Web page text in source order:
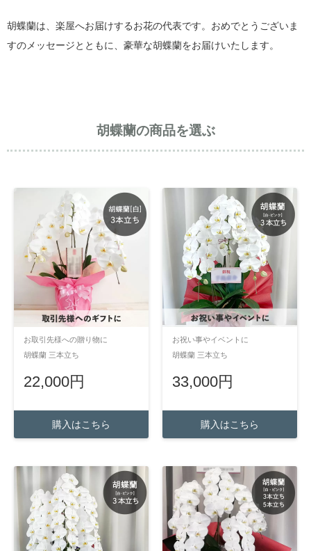
胡蝶蘭は、楽屋へお届けするお花の代表です。おめでとうございま
すのメッセージとともに、豪華な胡蝶蘭をお届けいたします。
胡蝶蘭の商品を選ぶ
お取引先様への贈り物に
胡蝶蘭 三本立ち
22,000円
購入はこちら
お祝い事やイベントに
胡蝶蘭 三本立ち
33,000円
購入はこちら